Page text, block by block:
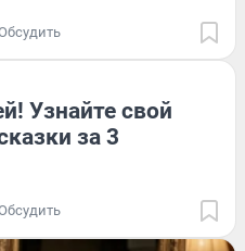
Узнайте свой
за 3